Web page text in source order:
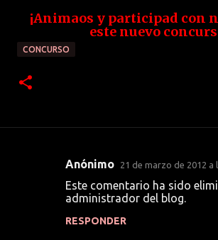
¡Animaos y participad con
este nuevo
CONCURSO
Anónimo 21 de marzo de 2012 a
Este comentario ha sido
administrador del blog.
RESPONDER